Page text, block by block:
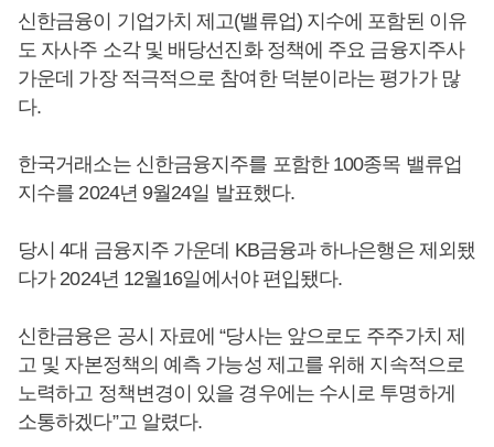
신한금융이 기업가치 제고(밸류업) 지수에 포함된 이유
도 자사주 소각 및 배당선진화 정책에 주요 금융지주사
가운데 가장 적극적으로 참여한 덕분이라는 평가가 많
다.
한국거래소는 신한금융지주를 포함한 100종목 밸류업
지수를 2024년 9월24일 발표했다.
당시 4대 금융지주 가운데 KB금융과 하나은행은 제외됐
다가 2024년 12월16일에서야 편입됐다.
신한금융은 공시 자료에 “당사는 앞으로도 주주가치 제
고 및 자본정책의 예측 가능성 제고를 위해 지속적으로
노력하고 정책변경이 있을 경우에는 수시로 투명하게
소통하겠다”고 알렸다.